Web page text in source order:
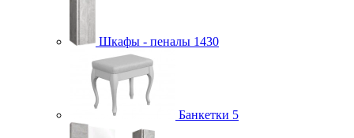
Шкафы - пеналы 1430
Банкетки 5